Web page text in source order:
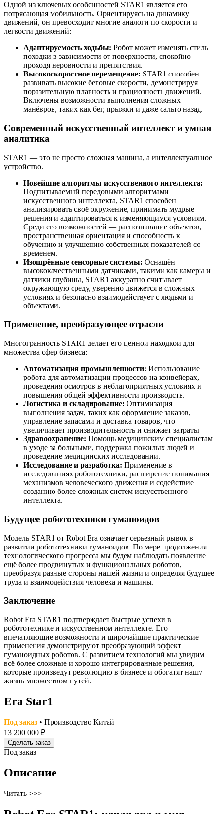
Одной из ключевых особенностей STAR1 является его
потрясающая мобильность. Ориентируясь на динамику
движений, он превосходит многие аналоги по скорости и
легкости движений:
Адаптируемость ходьбы: Робот может изменять стиль
походки в зависимости от поверхности, спокойно
проходя неровности и препятствия.
Высокоскоростное перемещение: STAR1 способен
развивать высокие беговые скорости, демонстрируя
поразительную плавность и грациозность движений.
Включены возможности выполнения сложных
манёвров, таких как бег, прыжки и даже сальто назад.
Современный искусственный интеллект и умная
аналитика
STAR1 — это не просто сложная машина, а интеллектуальное
устройство.
Новейшие алгоритмы искусственного интеллекта:
Подпитываемый передовыми алгоритмами
искусственного интеллекта, STAR1 способен
анализировать своё окружение, принимать мудрые
решения и адаптироваться к изменяющимся условиям.
Среди его возможностей — распознавание объектов,
пространственная ориентация и способность к
обучению и улучшению собственных показателей со
временем.
Изощрённые сенсорные системы: Оснащён
высококачественными датчиками, такими как камеры и
датчики глубины, STAR1 аккуратно считывает
окружающую среду, уверенно движется в сложных
условиях и безопасно взаимодействует с людьми и
объектами.
Применение, преобразующее отрасли
Многогранность STAR1 делает его ценной находкой для
множества сфер бизнеса:
Автоматизация промышленности: Использование
робота для автоматизации процессов на конвейерах,
проведения осмотров в неблагоприятных условиях и
повышения общей эффективности производств.
Логистика и складирование: Оптимизация
выполнения задач, таких как оформление заказов,
управление запасами и доставка товаров, что
увеличивает производительность и снижает затраты.
Здравоохранение: Помощь медицинским специалистам
в уходе за больными, поддержка пожилых людей и
проведение медицинских исследований.
Исследование и разработка: Применение в
исследованиях робототехники, расширение понимания
механизмов человеческого движения и содействие
созданию более сложных систем искусственного
интеллекта.
Будущее робототехники гуманоидов
Модель STAR1 от Robot Era означает серьезный рывок в
развитии робототехники гуманоидов. По мере продолжения
технологического прогресса мы будем наблюдать появление
ещё более продвинутых и функциональных роботов,
преобразуя разные стороны нашей жизни и определяя будущее
труда и взаимодействия человека и машины.
Заключение
Robot Era STAR1 подтверждает быстрые успехи в
робототехнике и искусственном интеллекте. Его
впечатляющие возможности и широчайшие практические
применения демонстрируют преобразующий эффект
гуманоидных роботов. С развитием технологий мы увидим
всё более сложные и хорошо интегрированные решения,
которые произведут революцию в бизнесе и обогатят нашу
жизнь множеством путей.
Era Star1
Под заказ • Производство Китай
13 200 000 ₽
Сделать заказ
Под заказ
Описание
Читать >>>